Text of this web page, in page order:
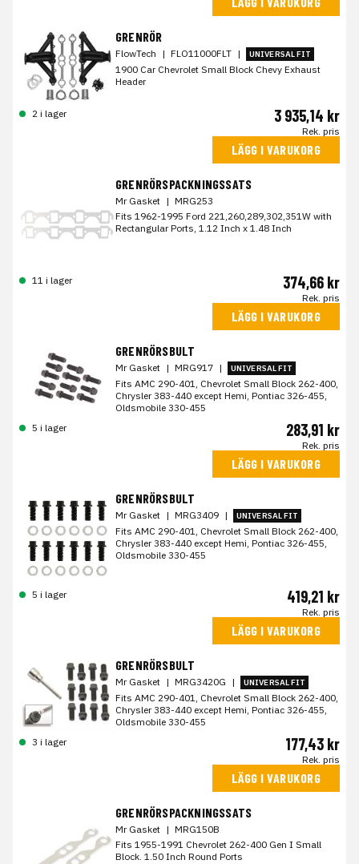
GRENRÖR
FlowTech | FLO11000FLT | UNIVERSAL FIT
1900 Car Chevrolet Small Block Chevy Exhaust
Header
2 i lager 3 935,14 kr
Rek. pris
LÄGG I VARUKORG
GRENRÖRSPACKNINGSSATS
Mr Gasket | MRG253
Fits 1962-1995 Ford 221,260,289,302,351W with
Rectangular Ports, 1.12 Inch x 1.48 Inch
11 i lager 374,66 kr
Rek. pris
LÄGG I VARUKORG
GRENRÖRSBULT
Mr Gasket | MRG917 | UNIVERSAL FIT
Fits AMC 290-401, Chevrolet Small Block 262-400,
Chrysler 383-440 except Hemi, Pontiac 326-455,
Oldsmobile 330-455
5 i lager
283,91 kr
Rek. pris
LÄGG I VARUKORG
GRENRÖRSBULT
Mr Gasket | MRG3409 | UNIVERSAL FIT
Fits AMC 290-401, Chevrolet Small Block 262-400,
Chrysler 383-440 except Hemi, Pontiac 326-455,
Oldsmobile 330-455
5 i lager 419,21 kr
Rek. pris
LÄGG I VARUKORG
GRENRÖRSBULT
Mr Gasket | MRG3420G | UNIVERSAL FIT
Fits AMC 290-401, Chevrolet Small Block 262-400,
Chrysler 383-440 except Hemi, Pontiac 326-455,
Oldsmobile 330-455
3 i lager
177,43 kr
Rek. pris
LÄGG I VARUKORG
GRENRÖRSPACKNINGSSATS
Mr Gasket | MRG150B
Fits 1955-1991 Chevrolet 262-400 Gen I Small
Block. 1.50 Inch Round Ports